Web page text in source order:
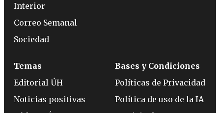
Interior
Correo Semanal
Sociedad
Temas
Editorial ÚH
Noticias positivas
Bases y Condiciones
Políticas de Privacidad
Política de uso de la IA